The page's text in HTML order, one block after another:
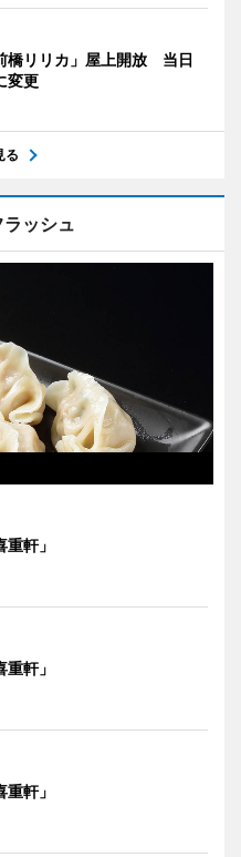
橋リリカ」屋上開放 当日
変更
る
ッシュ
軒」
軒」
軒」